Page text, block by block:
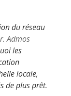
du réseau
Admos
les
locale,
de plus prêt.